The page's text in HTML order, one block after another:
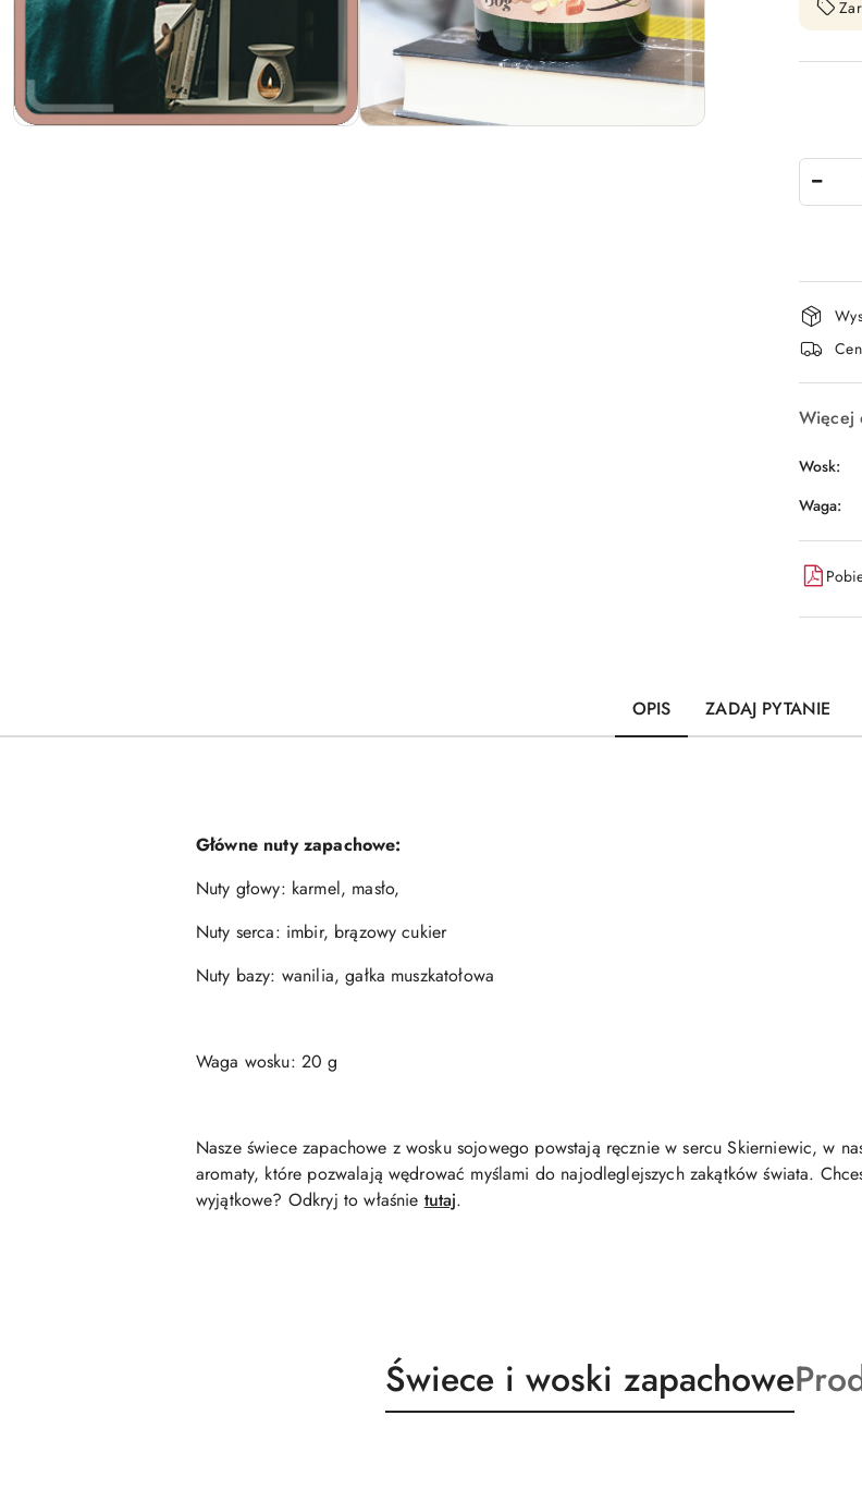
i
Więcej
Wosk:
Waga:
OPIS ZADAJ PYTANIE
Główne nuty zapachowe:
Nuty głowy: karmel, masło,
Nuty serca: imbir, brązowy cukier
Nuty bazy: wanilia, gałka muszkatołowa
Waga wosku: 20 g
Nasze świece zapachowe z wosku sojowego powstają ręcznie w sercu Skierniewic, w
aromaty, które pozwalają wędrować myślami do najodleglejszych zakątków świata.
wyjątkowe? Odkryj to właśnie tutaj.
Produkty
o
Świece i woski zapachowe
o